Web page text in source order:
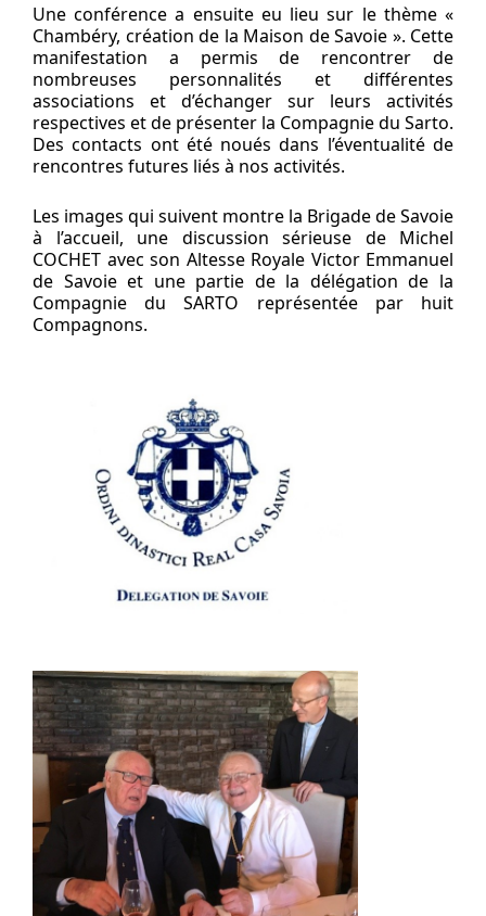
Une conférence a ensuite eu lieu sur le thème «
Chambéry, création de la Maison de Savoie ». Cette
manifestation a permis de rencontrer de
nombreuses personnalités et différentes
associations et d’échanger sur leurs activités
respectives et de présenter la Compagnie du Sarto.
Des contacts ont été noués dans l’éventualité de
rencontres futures liés à nos activités.
Les images qui suivent montre la Brigade de Savoie
à l’accueil, une discussion sérieuse de Michel
COCHET avec son Altesse Royale Victor Emmanuel
de Savoie et une partie de la délégation de la
Compagnie du SARTO représentée par huit
Compagnons.